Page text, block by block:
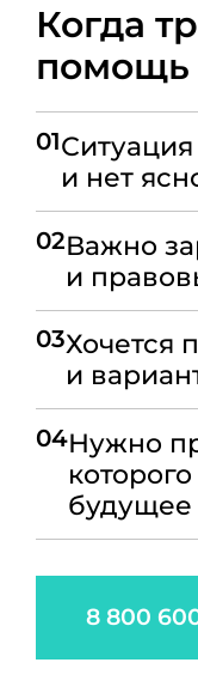
Когда
помощь
01
и нет
02Важно
и
03Хочется
и
04Нужно
будущее
8 800